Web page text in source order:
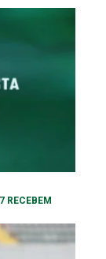
RECEBEM